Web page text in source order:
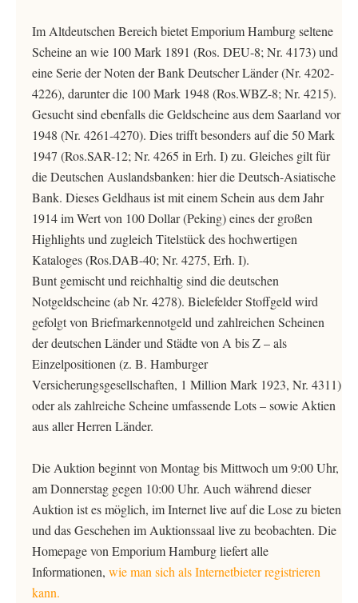
Im Altdeutschen Bereich bietet Emporium Hamburg seltene
Scheine an wie 100 Mark 1891 (Ros. DEU-8; Nr. 4173) und
eine Serie der Noten der Bank Deutscher Länder (Nr. 4202-
4226), darunter die 100 Mark 1948 (Ros.WBZ-8; Nr. 4215).
Gesucht sind ebenfalls die Geldscheine aus dem Saarland vor
1948 (Nr. 4261-4270). Dies trifft besonders auf die 50 Mark
1947 (Ros.SAR-12; Nr. 4265 in Erh. I) zu. Gleiches gilt für
die Deutschen Auslandsbanken: hier die Deutsch-Asiatische
Bank. Dieses Geldhaus ist mit einem Schein aus dem Jahr
1914 im Wert von 100 Dollar (Peking) eines der großen
Highlights und zugleich Titelstück des hochwertigen
Kataloges (Ros.DAB-40; Nr. 4275, Erh. I).
Bunt gemischt und reichhaltig sind die deutschen
Notgeldscheine (ab Nr. 4278). Bielefelder Stoffgeld wird
gefolgt von Briefmarkennotgeld und zahlreichen Scheinen
der deutschen Länder und Städte von A bis Z – als
Einzelpositionen (z. B. Hamburger
Versicherungsgesellschaften, 1 Million Mark 1923, Nr. 4311)
oder als zahlreiche Scheine umfassende Lots – sowie Aktien
aus aller Herren Länder.
Die Auktion beginnt von Montag bis Mittwoch um 9:00 Uhr,
am Donnerstag gegen 10:00 Uhr. Auch während dieser
Auktion ist es möglich, im Internet live auf die Lose zu bieten
und das Geschehen im Auktionssaal live zu beobachten. Die
Homepage von Emporium Hamburg liefert alle
Informationen, wie man sich als Internetbieter registrieren
kann.